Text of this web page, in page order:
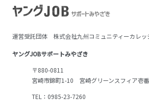
運営受託団体 株式会社九州コミュニティーカレッ
ヤングJOBサポートみやざき
〒880-0811
宮崎市錦町1-10 宮崎グリーンスフィア壱
TEL：0985-23-7260